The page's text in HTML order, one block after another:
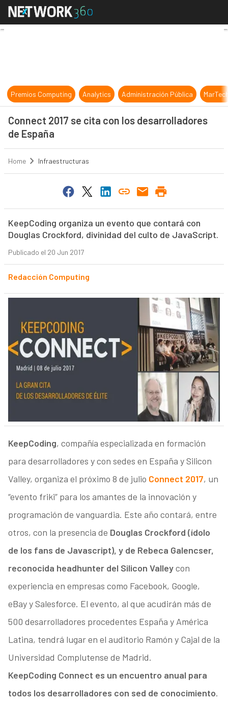
Connect 2017 se cita con los
Premios Computing Analytics Administración Pública
Connect 2017 se cita con los desarrolladores
de España
Home Infraestructuras
KeepCoding organiza un evento que contará con
Douglas Crockford, divinidad del culto de JavaScript.
Publicado el 20 Jun 2017
Redacción Computing
KeepCoding, compañía especializada en formación
para desarrolladores y con sedes en España y Silicon
Valley, organiza el próximo 8 de julio Connect 2017, un
“evento friki” para los amantes de la innovación y
programación de vanguardia. Este año contará, entre
otros, con la presencia de Douglas Crockford (ídolo
de los fans de Javascript), y de Rebeca Galencser,
reconocida headhunter del Silicon Valleycon
experiencia en empresas como Facebook, Google,
eBay y Salesforce. El evento, al que acudirán más de
500 desarrolladores procedentes España y América
Latina, tendrá lugar en el auditorio Ramón y Cajal de la
Universidad Complutense de Madrid.
KeepCoding Connect es un encuentro anual para
todos los desarrolladores con sed de conocimiento.